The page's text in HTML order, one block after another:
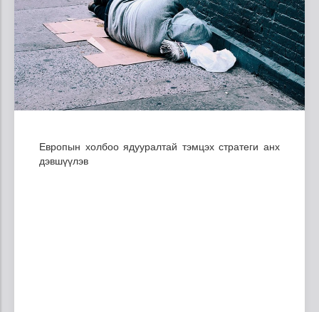
Европын холбоо ядууралтай тэмцэх стратеги анх
дэвшүүлэв